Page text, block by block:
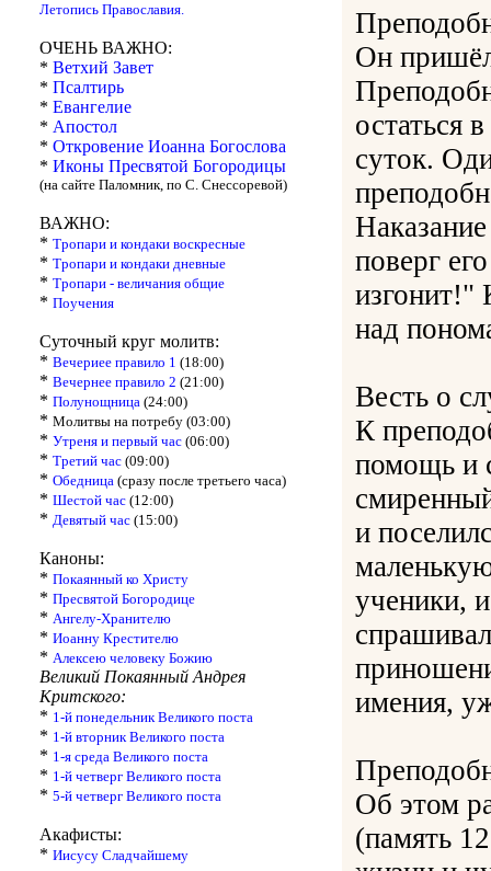
Летопись Православия.
ОЧЕНЬ ВАЖНО:
* Ветхий Завет
* Псалтирь
* Евангелие
* Апостол
* Откровение Иоанна Богослова
* Иконы Пресвятой Богородицы
(на сайте Паломник, по С. Снессоревой)
ВАЖНО:
* Тропари и кондаки воскресные
* Тропари и кондаки дневные
* Тропари - величания общие
* Поучения
Суточный круг молитв:
* Вечериее правило 1 (18:00)
* Вечернее правило 2 (21:00)
* Полунощница (24:00)
* Молитвы на потребу (03:00)
* Утреня и первый час (06:00)
* Третий час (09:00)
* Обедница (сразу после третьего часа)
* Шестой час (12:00)
* Девятый час (15:00)
Каноны:
* Покаянный ко Христу
* Пресвятой Богородице
* Ангелу-Хранителю
* Иоанну Крестителю
* Алексею человеку Божию
Великий Покаянный Андрея
Критского:
* 1-й понедельник Великого поста
* 1-й вторник Великого поста
* 1-я среда Великого поста
* 1-й четверг Великого поста
* 5-й четверг Великого поста
Акафисты:
* Иисусу Сладчайшему
Он
остаться
суток.
поверг
изгонит!"
над
Весть о
К
помощь и
и
ученики,
имения,
Об этом
(память